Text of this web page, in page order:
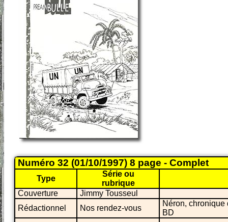
Numéro 32 (01/10/1997) 8 page - Complet
Type
Série ou
rubrique
Couverture
Jimmy Tousseul
Rédactionnel
Nos rendez-vous
Néron, chronique
BD